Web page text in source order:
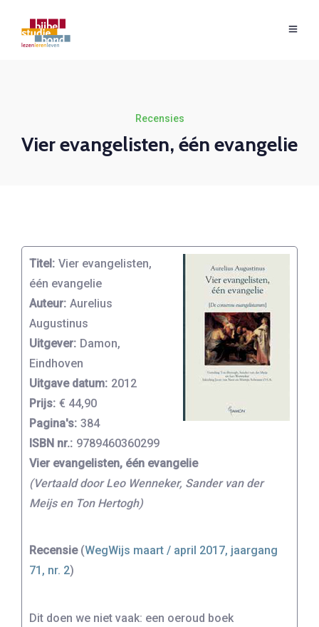
Recensies
Vier evangelisten, één evangelie
Titel: Vier evangelisten,
één evangelie
Auteur: Aurelius
Augustinus
Uitgever: Damon,
Eindhoven
Uitgave datum: 2012
Prijs: € 44,90
Pagina's: 384
ISBN nr.: 9789460360299
Vier evangelisten, één evangelie
(Vertaald door Leo Wenneker, Sander van der
Meijs en Ton Hertogh)
Recensie(WegWijs maart / april 2017, jaargang
71, nr. 2)
Dit doen we niet vaak: een oeroud boek